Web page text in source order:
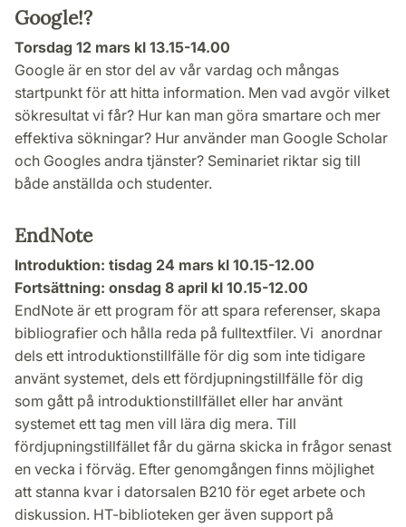
Google!?
Torsdag 12 mars kl 13.15-14.00
Google är en stor del av vår vardag och mångas
startpunkt för att hitta information. Men vad avgör vilket
sökresultat vi får? Hur kan man göra smartare och mer
effektiva sökningar? Hur använder man Google Scholar
och Googles andra tjänster? Seminariet riktar sig till
både anställda och studenter.
EndNote
Introduktion: tisdag 24 mars kl 10.15-12.00
Fortsättning: onsdag 8 april kl 10.15-12.00
EndNote är ett program för att spara referenser, skapa
bibliografier och hålla reda på fulltextfiler. Vi anordnar
dels ett introduktionstillfälle för dig som inte tidigare
använt systemet, dels ett fördjupningstillfälle för dig
som gått på introduktionstillfället eller har använt
systemet ett tag men vill lära dig mera. Till
fördjupningstillfället får du gärna skicka in frågor senast
en vecka i förväg. Efter genomgången finns möjlighet
att stanna kvar i datorsalen B210 för eget arbete och
diskussion. HT-biblioteken ger även support på